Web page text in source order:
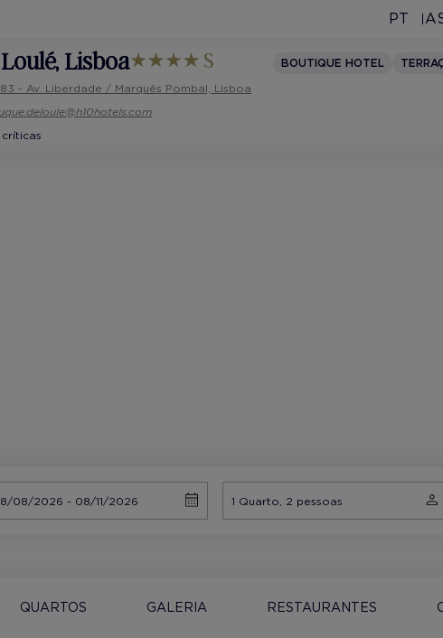
PT
, Lisboa BOUTIQUE HOTEL
- Av. Liberdade / Marquês Pombal, Lisboa
críticas
QUARTOS GALERIA RESTAURANTES